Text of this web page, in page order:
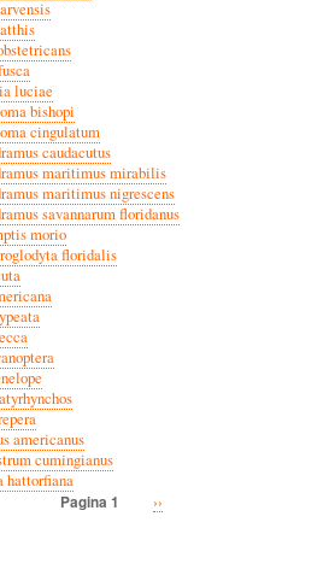
luciae
bishopi
cingulatum
caudacutus
maritimus mirabilis
maritimus nigrescens
savannarum floridanus
morio
floridalis
americanus
cumingianus
hattorfiana
Pagina 1
Volgende
››